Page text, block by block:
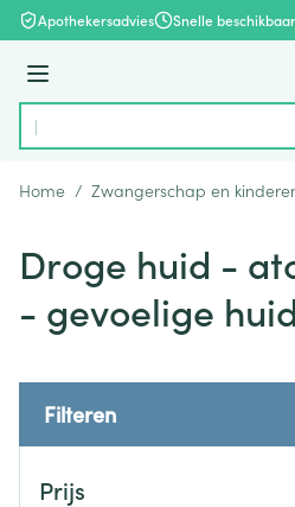
Ga naar de inhoud
Apothekersadvies Snelle
Menu
Product, merk, categorie...
Home / Zwangerschap en
Droge huid -
- gevoelige
Filteren
Prijs